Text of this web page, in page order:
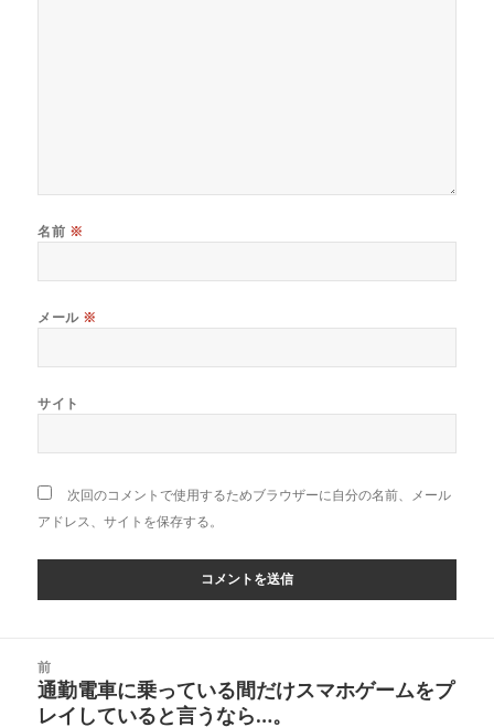
名前 ※
メール ※
サイト
次回のコメントで使用するためブラウザーに自分の名前、メール
アドレス、サイトを保存する。
前
前
の
通勤電車に乗っている間だけスマホゲームをプ
レイしていると言うなら…。